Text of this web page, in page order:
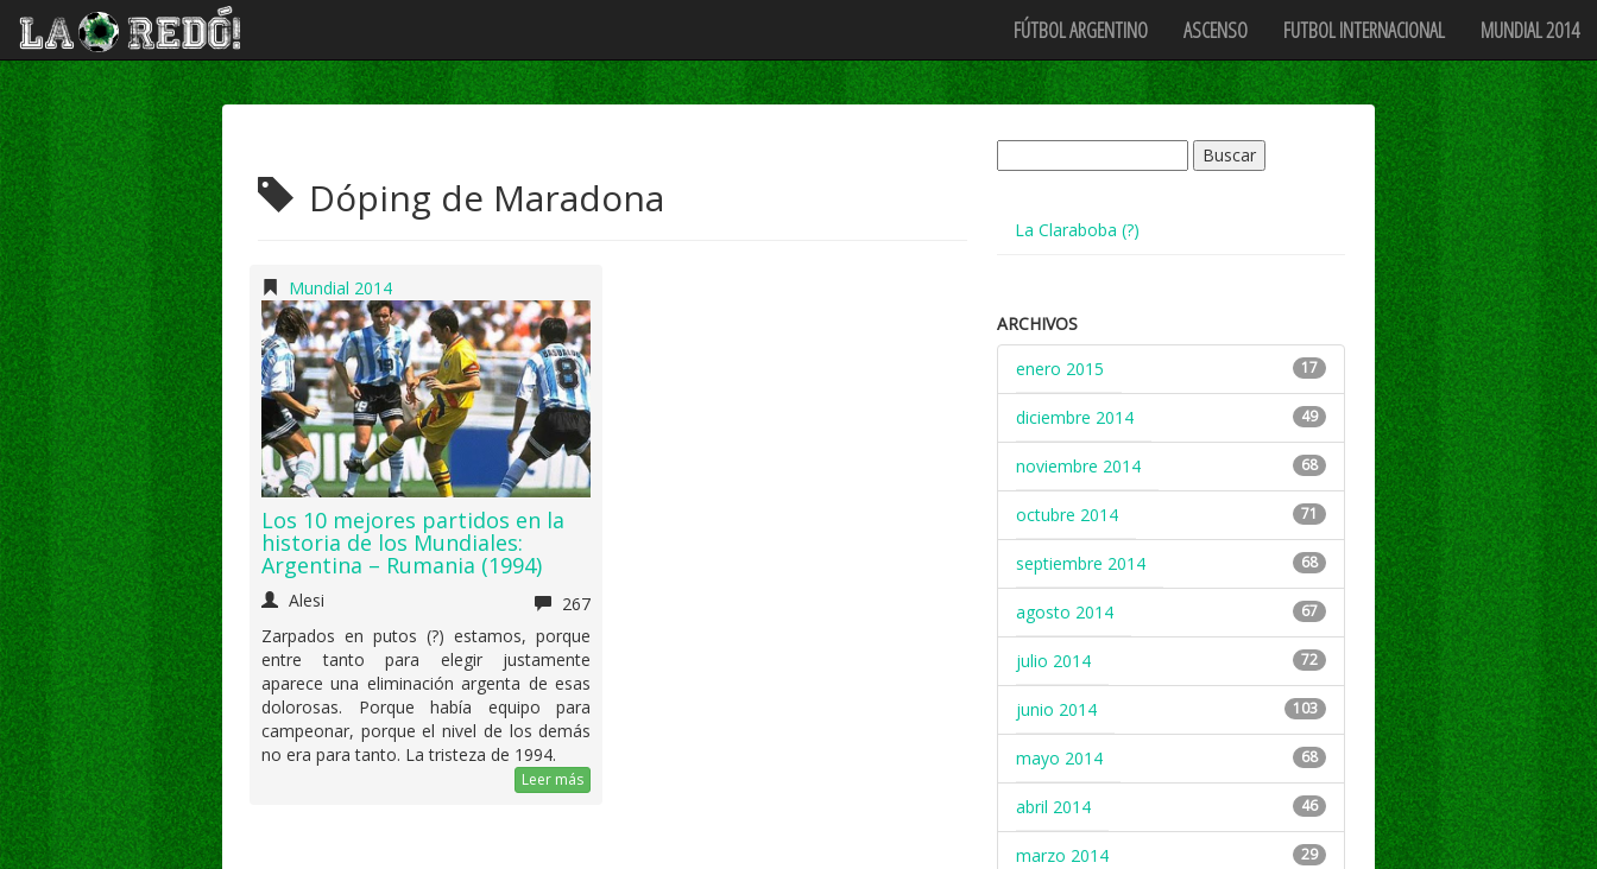
FÚTBOL ARGENTINO ASCENSO FUTBOL INTERNACIONAL MUNDIAL 2014
Dóping de Maradona
Mundial 2014
Los 10 mejores partidos en la
historia de los Mundiales:
Argentina – Rumania (1994)
Alesi
267
Zarpados en putos (?) estamos, porque
entre tanto para elegir justamente
aparece una eliminación argenta de esas
dolorosas. Porque había equipo para
campeonar, porque el nivel de los demás
no era para tanto. La tristeza de 1994.
Leer más
La Claraboba (?)
ARCHIVOS
enero 2015
17
diciembre 2014 49
noviembre 2014 68
octubre 2014 71
septiembre 2014 68
agosto 2014 67
julio 2014 72
junio 2014 103
mayo 2014 68
abril 2014 46
marzo 2014 29